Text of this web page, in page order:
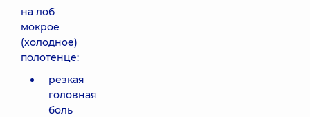
на лоб
мокрое
(холодное)
полотенце:
резкая
головная
боль